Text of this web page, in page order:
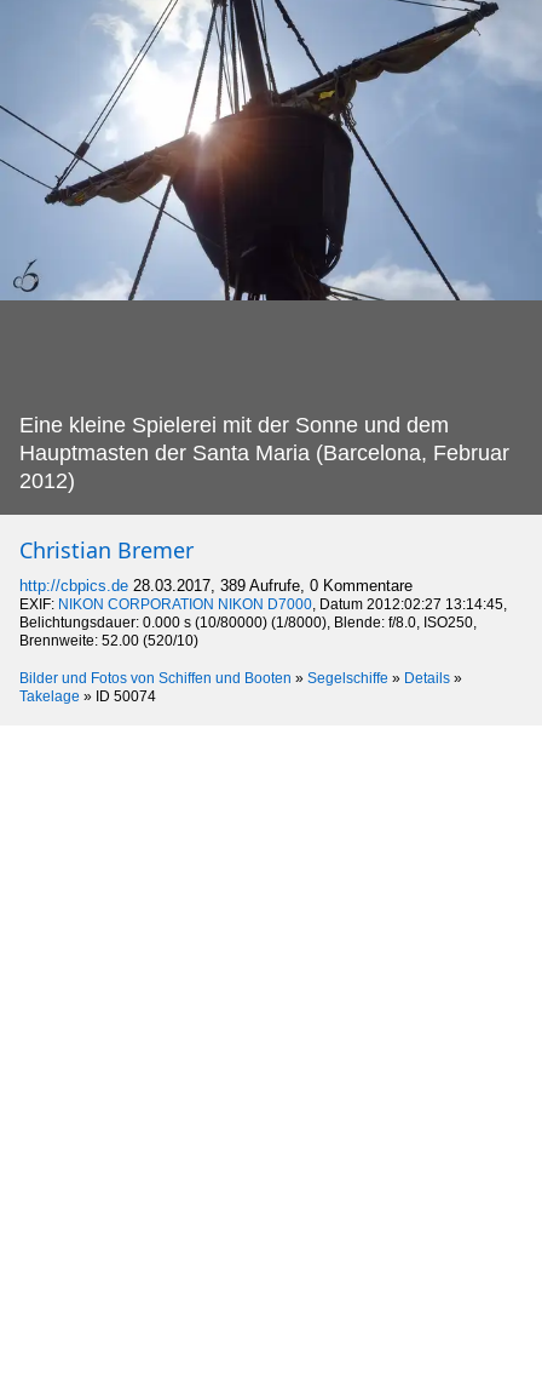
Eine kleine Spielerei mit der Sonne und dem
Hauptmasten der Santa Maria (Barcelona, Februar
2012)
Christian Bremer
http://cbpics.de 28.03.2017, 389 Aufrufe, 0 Kommentare
EXIF: NIKON CORPORATION NIKON D7000, Datum 2012:02:27 13:14:45,
Belichtungsdauer: 0.000 s (10/80000) (1/8000), Blende: f/8.0, ISO250,
Brennweite: 52.00 (520/10)
Bilder und Fotos von Schiffen und Booten » Segelschiffe » Details »
Takelage » ID 50074